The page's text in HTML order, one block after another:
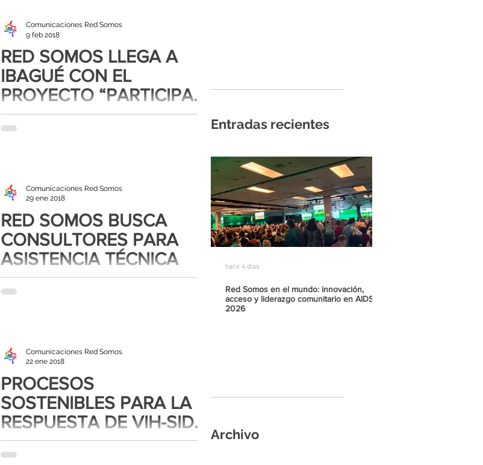
RED SOMOS LLEGA A
IBAGUÉ CON EL
PROYECTO “PARTICIPAR
PARA INCIDIR”
viajo a la ciudad de Ibagué, capital del
Comunicaciones Red Somos
9 feb 2018
RED SOMOS BUSCA
CONSULTORES PARA
ASISTENCIA TÉCNICA
a las Organizaciones de Base Comunitaria en
Comunicaciones Red Somos
29 ene 2018
PROCESOS
SOSTENIBLES PARA LA
RESPUESTA DE VIH-SIDA
EN PEREIRA
proceso de sostenibilidad frente a la respuesta de
Comunicaciones Red Somos
22 ene 2018
Entradas recientes
Red Somos en el mundo: innovación,
acceso y liderazgo comunitario en AIDS
2026
hace 4 días
Archivo